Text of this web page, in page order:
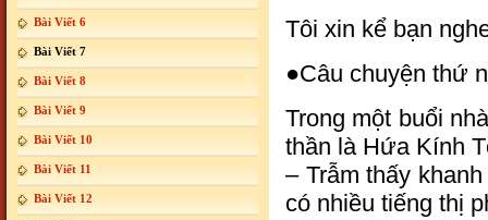
Bài Viết 6
Bài Viết 7
Bài Viết 8
Bài Viết 9
Bài Viết 10
Bài Viết 11
Bài Viết 12
Tôi xin kể bạn
●Câu chuyện thứ
Trong một buổi
thần là Hứa Kính
– Trẫm thấy
có nhiều tiếng thị